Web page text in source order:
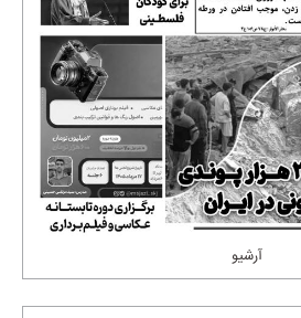
آرشیو